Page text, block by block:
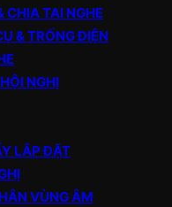
CHIA TAI NGHE
& TRỐNG ĐIỆN
NGHỊ
LẮP ĐẶT
VÙNG ÂM